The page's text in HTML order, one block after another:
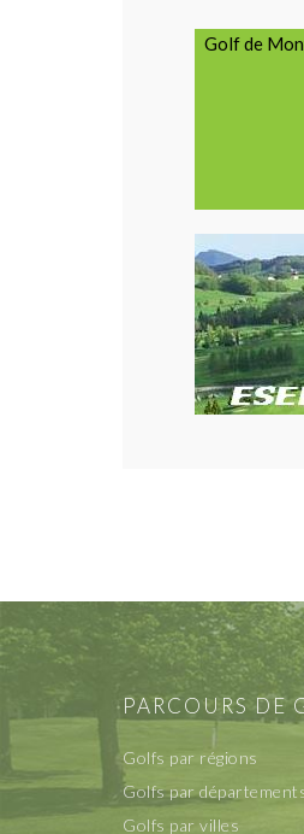
Golf de
PARCOURS DE
Golfs par régions
Golfs par
Golfs par villes